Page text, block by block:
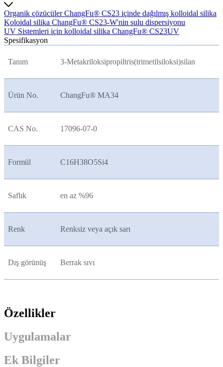
Organik çözücüler ChangFu® CS23 içinde dağılmış kolloidal silika
Koloidal silika ChangFu® CS23-W'nin sulu dispersiyonu
UV Sistemleri için kolloidal silika ChangFu® CS23UV
Spesifikasyon
Tanım 3-Metakriloksipropiltris(trimetilsiloksi)silan
Ürün No. ChangFu® MA34
CAS No. 17096-07-0
Formül C16H38O5Si4
Saflık en az %96
Renk Renksiz veya açık sarı
Dış görünüş Berrak sıvı
Özellikler
Uygulamalar
Ek Bilgiler